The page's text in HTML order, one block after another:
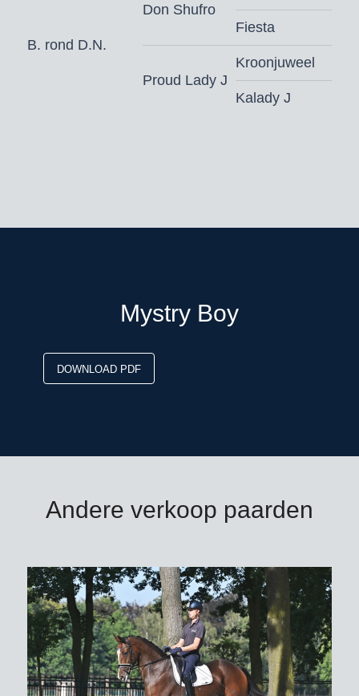
B. rond D.N.
Don Shufro
Fiesta
Proud Lady J
Kroonjuweel
Kalady J
Mystry Boy
DOWNLOAD PDF
Andere verkoop paarden